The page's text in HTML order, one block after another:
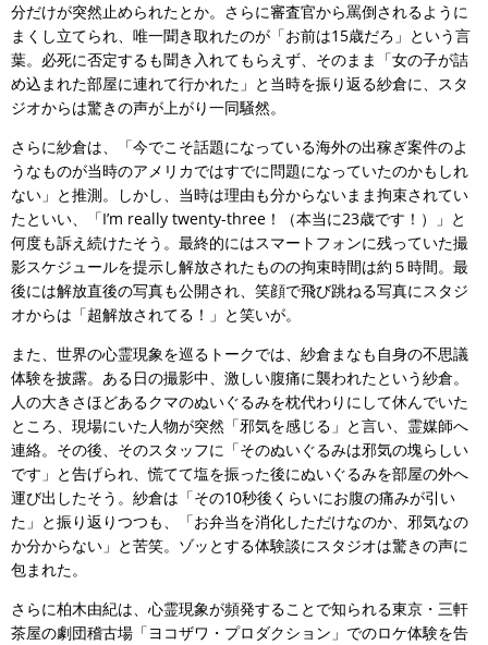
分だけが突然止められたとか。さらに審査官から罵倒されるように
まくし立てられ、唯一聞き取れたのが「お前は15歳だろ」という言
葉。必死に否定するも聞き入れてもらえず、そのまま「女の子が詰
め込まれた部屋に連れて行かれた」と当時を振り返る紗倉に、スタ
ジオからは驚きの声が上がり一同騒然。
さらに紗倉は、「今でこそ話題になっている海外の出稼ぎ案件のよ
うなものが当時のアメリカではすでに問題になっていたのかもしれ
ない」と推測。しかし、当時は理由も分からないまま拘束されてい
たといい、「I’m really twenty-three！（本当に23歳です！）」と
何度も訴え続けたそう。最終的にはスマートフォンに残っていた撮
影スケジュールを提示し解放されたものの拘束時間は約５時間。最
後には解放直後の写真も公開され、笑顔で飛び跳ねる写真にスタジ
オからは「超解放されてる！」と笑いが。
また、世界の心霊現象を巡るトークでは、紗倉まなも自身の不思議
体験を披露。ある日の撮影中、激しい腹痛に襲われたという紗倉。
人の大きさほどあるクマのぬいぐるみを枕代わりにして休んでいた
ところ、現場にいた人物が突然「邪気を感じる」と言い、霊媒師へ
連絡。その後、そのスタッフに「そのぬいぐるみは邪気の塊らしい
です」と告げられ、慌てて塩を振った後にぬいぐるみを部屋の外へ
運び出したそう。紗倉は「その10秒後くらいにお腹の痛みが引い
た」と振り返りつつも、「お弁当を消化しただけなのか、邪気なの
か分からない」と苦笑。ゾッとする体験談にスタジオは驚きの声に
包まれた。
さらに柏木由紀は、心霊現象が頻発することで知られる東京・三軒
茶屋の劇団稽古場「ヨコザワ・プロダクション」でのロケ体験を告